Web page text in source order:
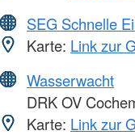
SEG Schnelle
Karte: Link zur
Wasserwacht
DRK OV
Karte: Link zur